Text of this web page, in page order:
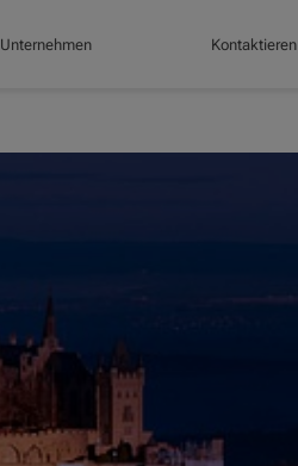
Unternehmen Kontaktieren